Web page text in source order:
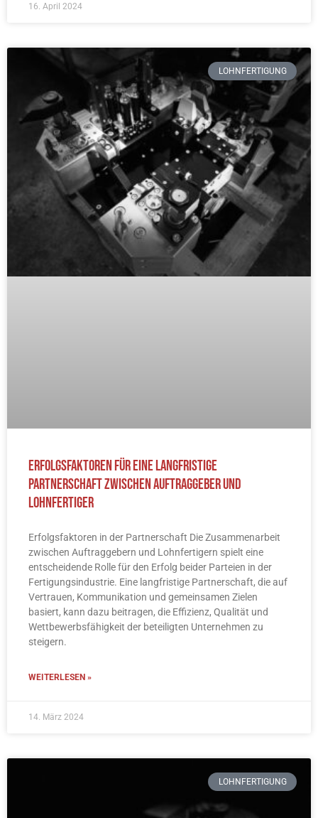
16. April 2024
LOHNFERTIGUNG
Erfolgsfaktoren für eine langfristige
Partnerschaft zwischen Auftraggeber und
Lohnfertiger
Erfolgsfaktoren in der Partnerschaft Die Zusammenarbeit
zwischen Auftraggebern und Lohnfertigern spielt eine
entscheidende Rolle für den Erfolg beider Parteien in der
Fertigungsindustrie. Eine langfristige Partnerschaft, die auf
Vertrauen, Kommunikation und gemeinsamen Zielen
basiert, kann dazu beitragen, die Effizienz, Qualität und
Wettbewerbsfähigkeit der beteiligten Unternehmen zu
steigern.
WEITERLESEN »
14. März 2024
LOHNFERTIGUNG